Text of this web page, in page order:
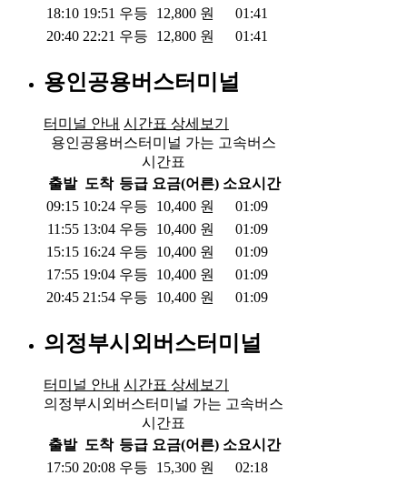
18:10 19:51 우등 12,800 원
01:41
20:40 22:21 우등 12,800 원 01:41
용인공용버스터미널
터미널 안내 시간표 상세보기
용인공용버스터미널 가는 고속버스
시간표
출발 도착 등급 요금(어른) 소요시간
09:15 10:24 우등 10,400 원
01:09
11:55 13:04 우등 10,400 원
01:09
15:15 16:24 우등 10,400 원
01:09
17:55 19:04 우등 10,400 원
01:09
20:45 21:54 우등 10,400 원 01:09
의정부시외버스터미널
터미널 안내 시간표 상세보기
의정부시외버스터미널 가는 고속버스
시간표
출발 도착 등급 요금(어른) 소요시간
17:50 20:08 우등 15,300 원 02:18